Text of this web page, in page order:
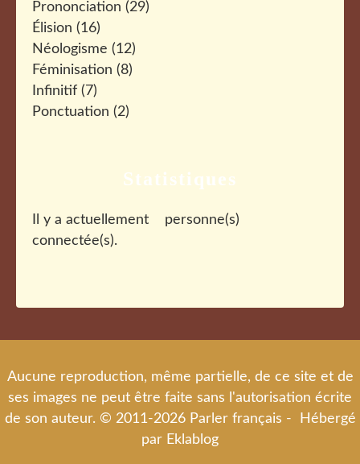
Prononciation (29)
Élision (16)
Néologisme (12)
Féminisation (8)
Infinitif (7)
Ponctuation (2)
Statistiques
Il y a actuellement
personne(s)
connectée(s).
Aucune reproduction, même partielle, de ce site et de
ses images ne peut être faite sans l'autorisation écrite
de son auteur. © 2011-2026 Parler français - Hébergé
par Eklablog